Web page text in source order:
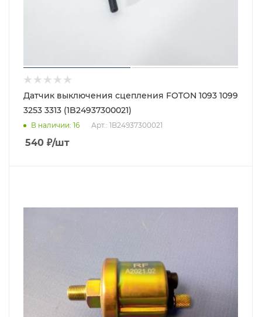
Датчик выключения сцепления FOTON 1093 1099
3253 3313 (1B24937300021)
В наличии: 16 Арт.: 1B24937300021
540 ₽/шт